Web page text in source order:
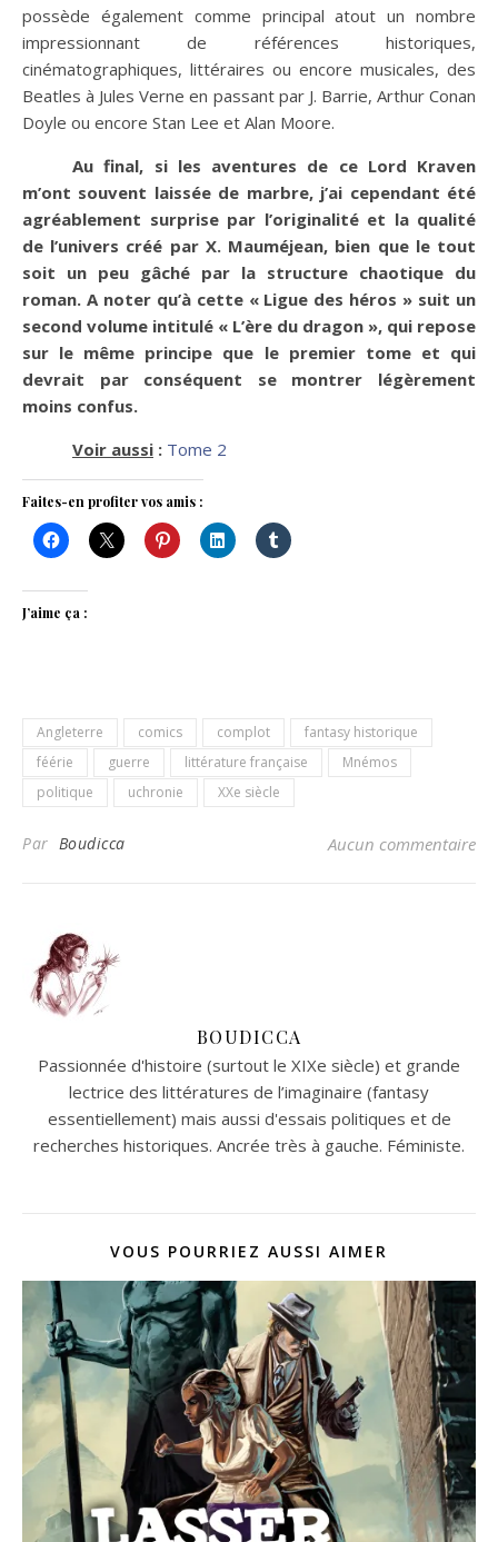
possède également comme principal atout un nombre
impressionnant de références historiques,
cinématographiques, littéraires ou encore musicales, des
Beatles à Jules Verne en passant par J. Barrie, Arthur Conan
Doyle ou encore Stan Lee et Alan Moore.
Au final, si les aventures de ce Lord Kraven
m’ont souvent laissée de marbre, j’ai cependant été
agréablement surprise par l’originalité et la qualité
de l’univers créé par X. Mauméjean, bien que le tout
soit un peu gâché par la structure chaotique du
roman. A noter qu’à cette « Ligue des héros » suit un
second volume intitulé « L’ère du dragon », qui repose
sur le même principe que le premier tome et qui
devrait par conséquent se montrer légèrement
moins confus.
Voir aussi : Tome 2
Faites-en profiter vos amis :
J’aime ça :
Angleterre comics complot
fantasy historique
féérie
guerre littérature française
Mnémos
politique
uchronie XXe siècle
Par Boudicca Aucun commentaire
BOUDICCA
Passionnée d'histoire (surtout le XIXe siècle) et grande
lectrice des littératures de l’imaginaire (fantasy
essentiellement) mais aussi d'essais politiques et de
recherches historiques. Ancrée très à gauche. Féministe.
VOUS POURRIEZ AUSSI AIMER